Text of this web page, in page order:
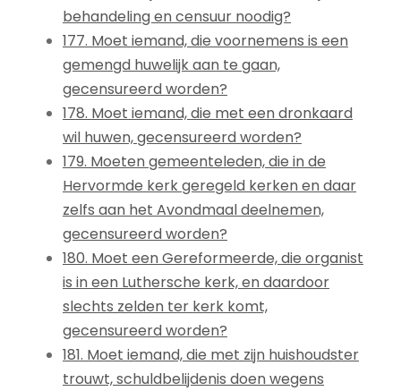
behandeling en censuur noodig?
177. Moet iemand, die voornemens is een
gemengd huwelijk aan te gaan,
gecensureerd worden?
178. Moet iemand, die met een dronkaard
wil huwen, gecensureerd worden?
179. Moeten gemeenteleden, die in de
Hervormde kerk geregeld kerken en daar
zelfs aan het Avondmaal deelnemen,
gecensureerd worden?
180. Moet een Gereformeerde, die organist
is in een Luthersche kerk, en daardoor
slechts zelden ter kerk komt,
gecensureerd worden?
181. Moet iemand, die met zijn huishoudster
trouwt, schuldbelijdenis doen wegens